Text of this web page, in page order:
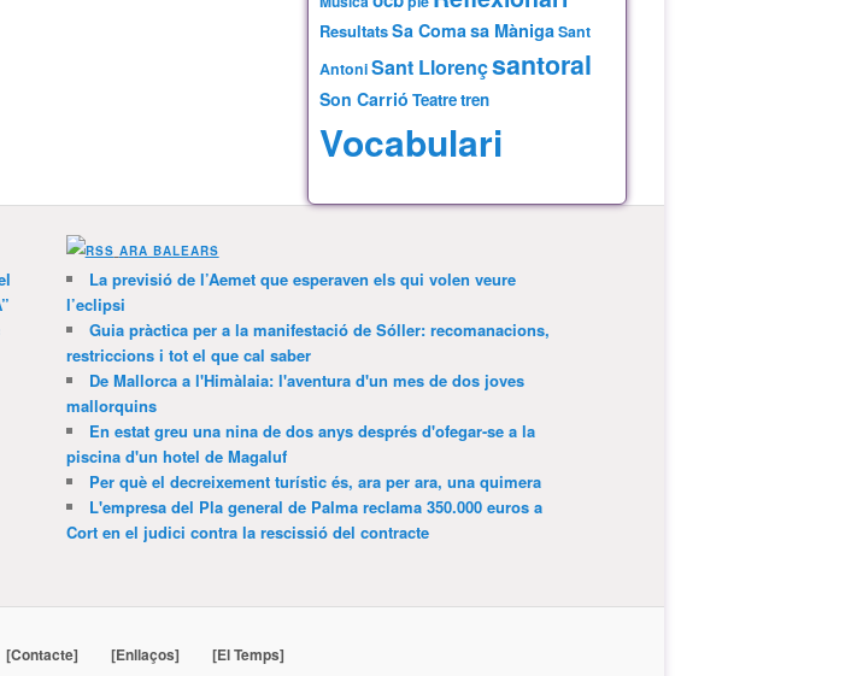
ResultatsSa Comasa MànigaSant
AntoniSant Llorençsantoral
Son Carrió Teatretren
Vocabulari
ARA BALEARS
La previsió de l’Aemet que esperaven els qui volen veure
l’eclipsi
Guia pràctica per a la manifestació de Sóller: recomanacions,
restriccions i tot el que cal saber
De Mallorca a l'Himàlaia: l'aventura d'un mes de dos joves
mallorquins
En estat greu una nina de dos anys després d'ofegar-se a la
piscina d'un hotel de Magaluf
Per què el decreixement turístic és, ara per ara, una quimera
L'empresa del Pla general de Palma reclama 350.000 euros a
Cort en el judici contra la rescissió del contracte
[Contacte] [Enllaços] [El Temps]